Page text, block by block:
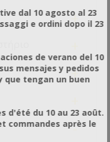
+
+
-
dal 10 agosto al 23
e ordini dopo il 23
de verano del 10
mensajes y pedidos
que tengan un buen
d'été du 10 au 23 août.
commandes après le